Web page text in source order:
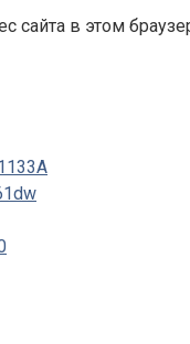
сайта в этом